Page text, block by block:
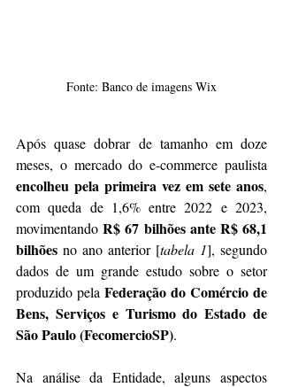
Fonte: Banco de imagens Wix
Após quase dobrar de tamanho em doze
encolheu pela primeira vez em sete anos,
com queda de 1,6% entre 2022 e 2023,
movimentando R$ 67 bilhões ante R$ 68,1
bilhões no ano anterior [tabela 1], segundo
dados de um grande estudo sobre o setor
produzido pela Federação do Comércio de
Bens, Serviços e Turismo do Estado de
São Paulo (FecomercioSP).
Na análise da Entidade, alguns aspectos